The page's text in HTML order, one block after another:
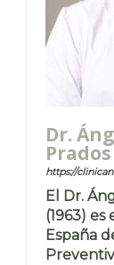
Dr.
Prados
https://
El Dr.
(1963)
España